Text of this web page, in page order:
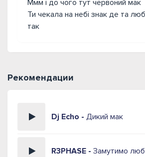
Ммм і до чого тут червоний мак
Ти чекала на небі знак де та
так
Рекомендации
Dj Echo - Дикий мак
R3PHASE - Замутимо